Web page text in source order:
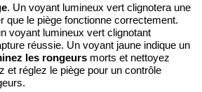
. Un voyant lumineux vert clignotera une
que le piège fonctionne correctement.
voyant lumineux vert clignotant
réussie. Un voyant jaune indique un
les rongeurs morts et nettoyez
et réglez le piège pour un contrôle